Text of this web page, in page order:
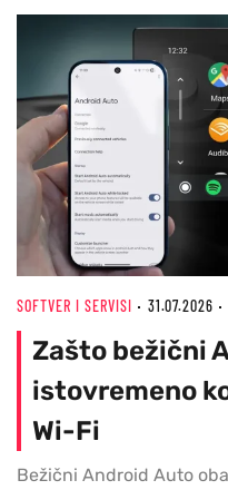
SOFTVER I SERVISI 31.07.2026
Zašto bežični
istovremeno
Wi-Fi
Bežični Android Auto